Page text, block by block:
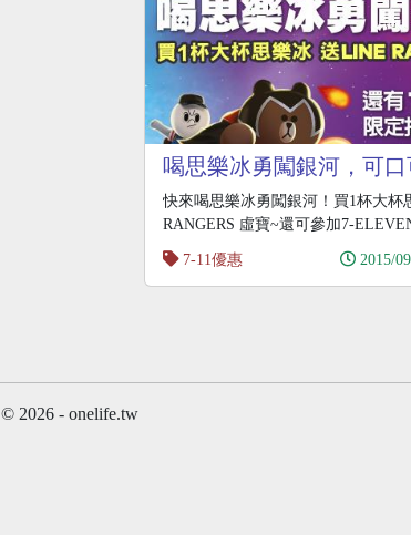
喝思樂冰勇闖銀河，可
寶石
快來喝思樂冰勇闖銀河！買1杯大杯
RANGERS 虛寶~還可參加7-
7-11優惠
2015/
© 2026 - onelife.tw